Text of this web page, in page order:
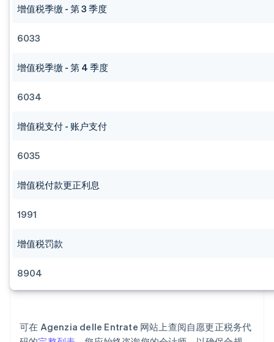
增值税季缴 - 第 3 季度
6033
增值税季缴 - 第 4 季度
6034
增值税支付 - 账户支付
6035
增值税付款更正利息
1991
增值税罚款
8904
可在 Agenzia delle Entrate 网站上查阅自愿更正税务代
English
奥地利
DeutschEnglish
巴西
Português English